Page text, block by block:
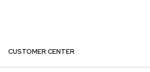
CUSTOMER CENTER